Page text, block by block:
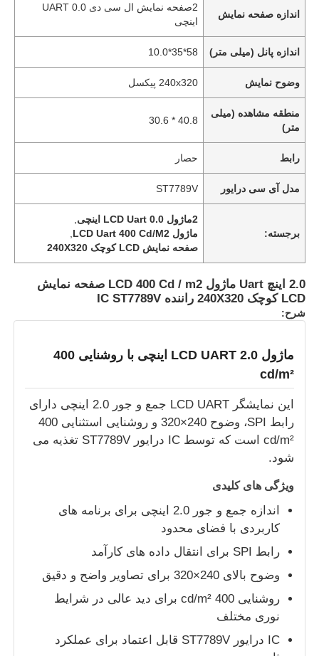
خانه
محصولات
ویدیو
اندازه صفحه نمایش
2صفحه نمایش ال سی دی UART 0.0
اینچی
اندازه پانل (میلی متر) 58*35*10.0
وضوح نمایش 240x320 پیکسل
منطقه مشاهده (میلی
متر)
40.8 * 30.6
رابط حصار
مدل آی سی درایور ST7789V
برجسته:
2ماژول LCD Uart 0.0 اینچی
ماژول LCD Uart 400 Cd/M2
صفحه نمایش LCD کوچک 240X320
2.0 اینچ Uart ماژول LCD 400 Cd / m2 صفحه نمایش
LCD کوچک 240X320 راننده IC ST7789V
شرح:
ماژول LCD UART 2.0 اینچی با روشنایی 400
cd/m²
این نمایشگر LCD UART جمع و جور 2.0 اینچی دارای
رابط SPI، وضوح 240×320 و روشنایی استثنایی 400
cd/m² است که توسط IC درایور ST7789V تغذیه می
شود.
ویژگی های کلیدی
اندازه جمع و جور 2.0 اینچی برای برنامه های
کاربردی با فضای محدود
رابط SPI برای انتقال داده های کارآمد
وضوح بالای 240×320 برای تصاویر واضح و دقیق
روشنایی 400 cd/m² برای دید عالی در شرایط
نوری مختلف
IC درایور ST7789V قابل اعتماد برای عملکرد